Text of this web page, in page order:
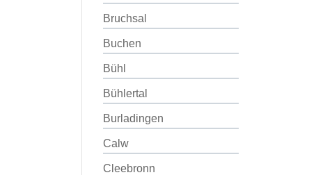
Bruchsal
Buchen
Bühl
Bühlertal
Burladingen
Calw
Cleebronn